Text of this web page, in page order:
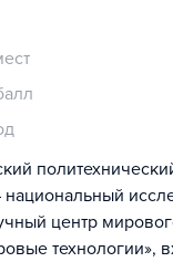
центр
технологии»,